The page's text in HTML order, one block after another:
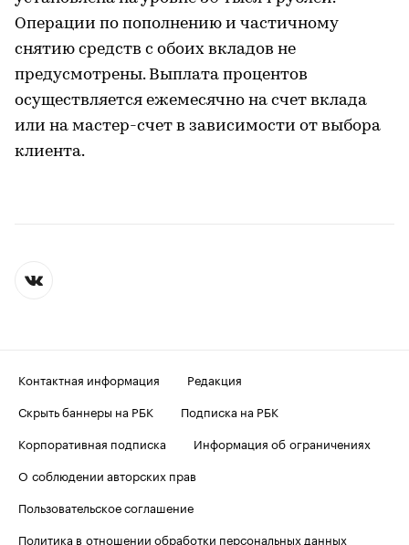
Операции по пополнению и частичному
снятию средств с обоих вкладов не
предусмотрены. Выплата процентов
осуществляется ежемесячно на счет вклада
или на мастер-счет в зависимости от выбора
клиента.
Контактная информация
Редакция
Скрыть баннеры на РБК
Подписка на РБК
Корпоративная подписка
Информация об ограничениях
О соблюдении авторских прав
Пользовательское соглашение
Политика в отношении обработки персональных данных